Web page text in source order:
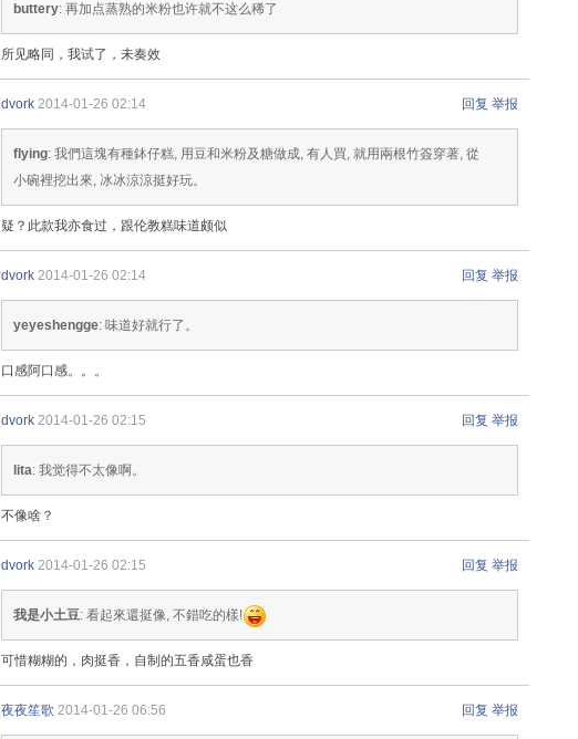
buttery: 再加点蒸熟的米粉也许就不这么稀了
所见略同，我试了，未奏效
回复 举报
dvork 2014-01-26 02:14
flying: 我們這塊有種鉢仔糕, 用豆和米粉及糖做成, 有人買, 就用兩根竹簽穿著, 從
小碗裡挖出來, 冰冰涼涼挺好玩。
疑？此款我亦食过，跟伦教糕味道颇似
回复 举报
dvork 2014-01-26 02:14
yeyeshengge: 味道好就行了。
口感阿口感。。。
回复 举报
dvork 2014-01-26 02:15
lita: 我觉得不太像啊。
不像啥？
回复 举报
dvork 2014-01-26 02:15
我是小土豆: 看起來還挺像, 不錯吃的樣!
可惜糊糊的，肉挺香，自制的五香咸蛋也香
回复 举报
夜夜笙歌 2014-01-26 06:56